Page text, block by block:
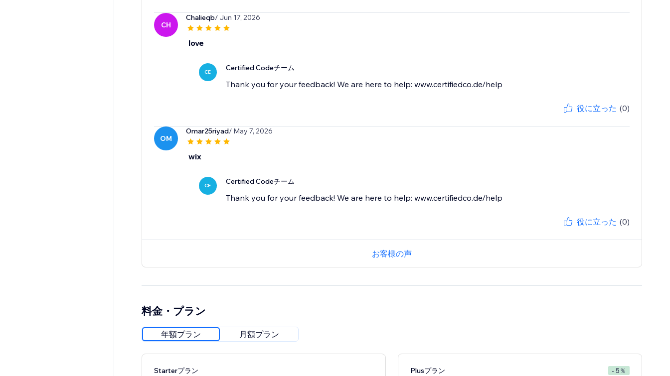
CH
Chalieqb/ Jun 17, 2026
love
CE Certified Codeチーム
Thank you for your feedback! We are here to help: www.certifiedco.de/help
役に立った (0)
OM
Omar25riyad/ May 7, 2026
wix
CE Certified Codeチーム
Thank you for your feedback! We are here to help: www.certifiedco.de/help
役に立った (0)
お客様の声
料金・プラン
年額プラン 月額プラン
Starterプラン Plusプラン - 5％